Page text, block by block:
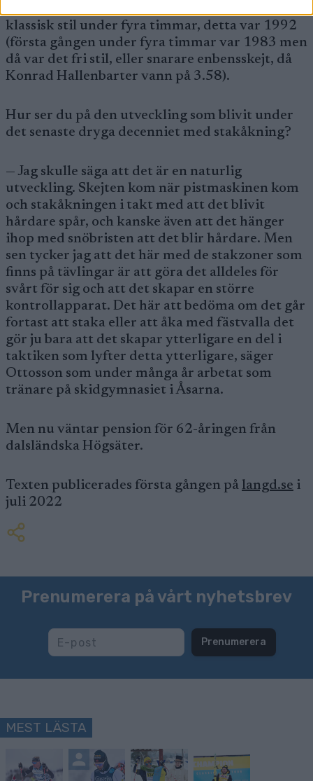
klassisk stil under fyra timmar, detta var 1992
(första gången under fyra timmar var 1983 men
då var det fri stil, eller snarare enbensskejt, då
Konrad Hallenbarter vann på 3.58).
Hur ser du på den utveckling som blivit under
det senaste dryga decenniet med stakåkning?
— Jag skulle säga att det är en naturlig
utveckling. Skejten kom när pistmaskinen kom
och stakåkningen i takt med att det blivit
hårdare spår, och kanske även att det hänger
ihop med snöbristen att det blir hårdare. Men
sen tycker jag att det här med de stakzoner som
finns på tävlingar är att göra det alldeles för
svårt för sig och att det skapar en större
kontrollapparat. Det här att bedöma om det går
fortast att staka eller att åka med fästvalla det
gör ju bara att det skapar ytterligare en del i
taktiken som lyfter detta ytterligare, säger
Ottosson som under många år arbetat som
tränare på skidgymnasiet i Åsarna.
Men nu väntar pension för 62-åringen från
dalsländska Högsäter.
Texten publicerades första gången på langd.se i
juli 2022
Prenumerera på vårt nyhetsbrev
Prenumerera
MEST LÄSTA